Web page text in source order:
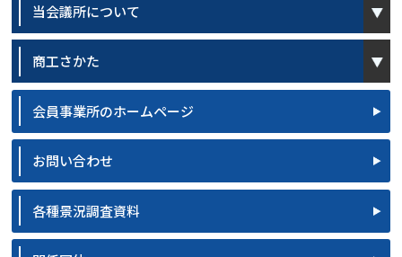
当会議所について
商工さかた
会員事業所のホームページ
お問い合わせ
各種景況調査資料